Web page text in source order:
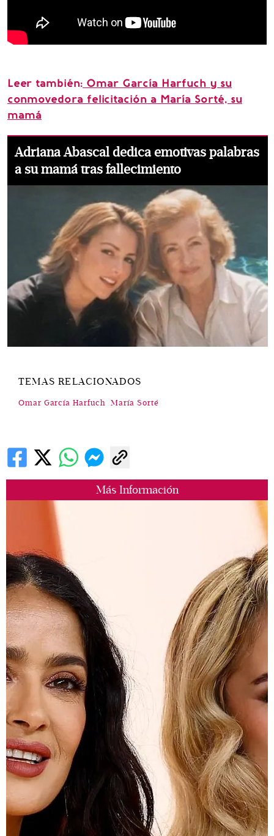
Más Información
Leer también: Omar García Harfuch y su
conmovedora felicitación a María Sorté, su
mamá
Adriana Abascal dedica emotivas palabras
a su mamá tras fallecimiento
TEMAS RELACIONADOS
Omar García Harfuch María Sorté